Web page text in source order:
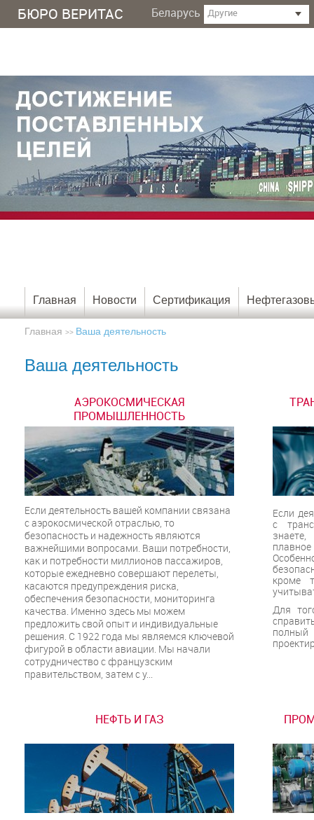
БЮРО ВЕРИТАС Беларусь Другие
Главная Новости Сертификация
Главная >> Ваша деятельность
Ваша деятельность
АЭРОКОСМИЧЕСКАЯ
ПРОМЫШЛЕННОСТЬ
Если деятельность вашей компании связана
с аэрокосмической отраслью, то
безопасность и надежность являются
важнейшими вопросами. Ваши потребности,
как и потребности миллионов пассажиров,
которые ежедневно совершают перелеты,
касаются предупреждения риска,
обеспечения безопасности, мониторинга
качества. Именно здесь мы можем
предложить свой опыт и индивидуальные
решения. С 1922 года мы являемся ключевой
фигурой в области авиации. Мы начали
сотрудничество с французским
правительством, затем с у...
Если
с
кроме
Для
НЕФТЬ И ГАЗ